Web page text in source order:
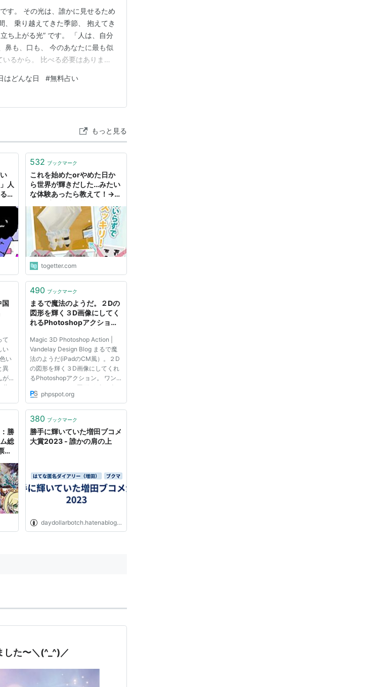
す。 その光は、誰かに見せるため
、 乗り越えてきた季節、 抱えてき
ち上がる光” です。 「人は、自分
鼻も、口も、 今のあなたに最も似
るから。 比べる必要はありませ
す。 その姿を否定するのではな
はどんな日 #無料占い
もっと見る
人
部
532 ブックマーク
これを始めたorやめた日か
ら世界が輝きだした…みたい
な体験あったら教えて！→シ
をたたむ、飲み会などなど…
togetter.com
国
て
い
い
異
が
490 ブックマーク
まるで魔法のようだ。２Dの
図形を輝く３D画像にしてく
れるPhotoshopアクショ
Magic 3D Photoshop Action |
Vandelay Design Blog まるで魔
法のようだ(iPadのCM風）。２D
の図形を輝く３D画像にしてくれ
るPhotoshopアクション。 ワン
クリックで２Dの図形がピカピカ
輝くMac OSのアイコンみたいに
適用してみても面白そうです。
に楽にな...
phpspot.org
勝
総
も
バ
に
と
380 ブックマーク
勝手に輝いていた増田ブコメ
大賞2023 - 誰かの肩の上
daydollarbotch.hatenablog.com
した〜＼(^_^)／